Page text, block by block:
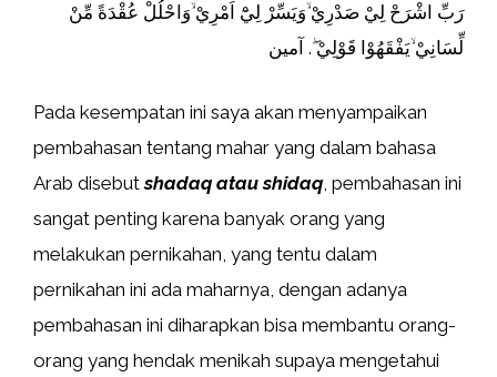
رَبِّ اشْرَحْ لِيْ صَدْرِيْ ۙوَيَسِّرْ لِيْٓ اَمْرِيْ ۙوَاحْلُلْ عُقْدَةً مِّنْ
لِّسَانِيْ ۙيَفْقَهُوْا قَوْلِيْ ۖ. آمين
Pada kesempatan ini saya akan menyampaikan
pembahasan tentang mahar yang dalam bahasa
Arab disebutshadaq atau shidaq , pembahasan ini
sangat penting karena banyak orang yang
melakukan pernikahan, yang tentu dalam
pernikahan ini ada maharnya, dengan adanya
pembahasan ini diharapkan bisa membantu orang-
orang yang hendak menikah supaya mengetahui